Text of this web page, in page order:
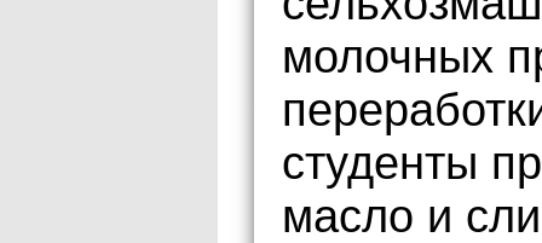
молочных
студенты
масло и